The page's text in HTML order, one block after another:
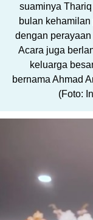
suaminya
bulan
dengan
Acara juga
keluarga
bernama Ahmad
(Foto: